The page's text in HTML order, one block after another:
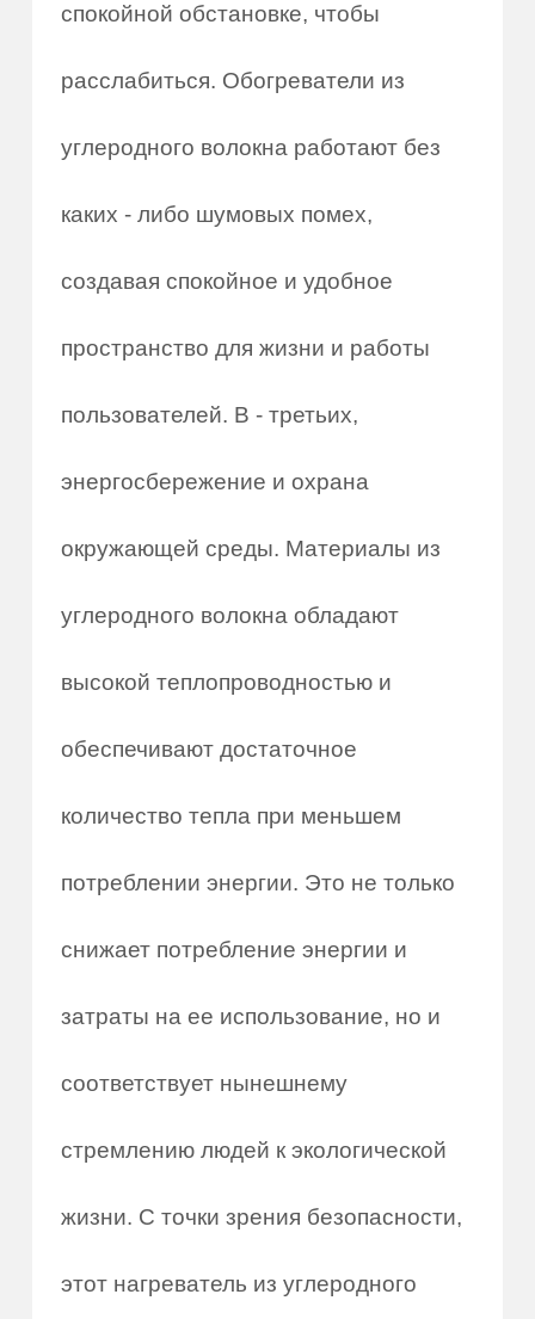
спокойной обстановке, чтобы
расслабиться. Обогреватели из
углеродного волокна работают без
каких - либо шумовых помех,
создавая спокойное и удобное
пространство для жизни и работы
пользователей. В - третьих,
энергосбережение и охрана
окружающей среды. Материалы из
углеродного волокна обладают
высокой теплопроводностью и
обеспечивают достаточное
количество тепла при меньшем
потреблении энергии. Это не только
снижает потребление энергии и
затраты на ее использование, но и
соответствует нынешнему
стремлению людей к экологической
жизни. С точки зрения безопасности,
этот нагреватель из углеродного